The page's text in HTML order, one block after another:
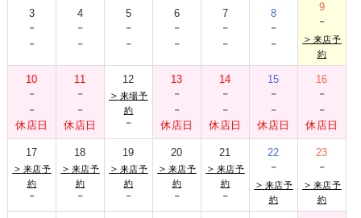
3
-
-
4
-
-
5
-
-
6
-
-
7
-
-
8
-
-
9
-
＞ 来店予
約
10
-
-
休店日
11
-
-
休店日
12
＞ 来場予
約
-
13
-
-
休店日
14
-
-
休店日
15
-
-
休店日
16
-
-
休店日
17
＞ 来店予
約
-
18
＞ 来店予
約
-
19
＞ 来店予
約
-
20
＞ 来店予
約
-
21
＞ 来店予
約
-
22
-
＞ 来店予
約
23
-
＞ 来店予
約